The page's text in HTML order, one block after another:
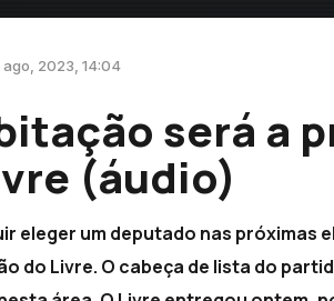
2023, 14:04
será a
(áudio)
eleger um deputado nas próximas
do Livre. O cabeça de lista do